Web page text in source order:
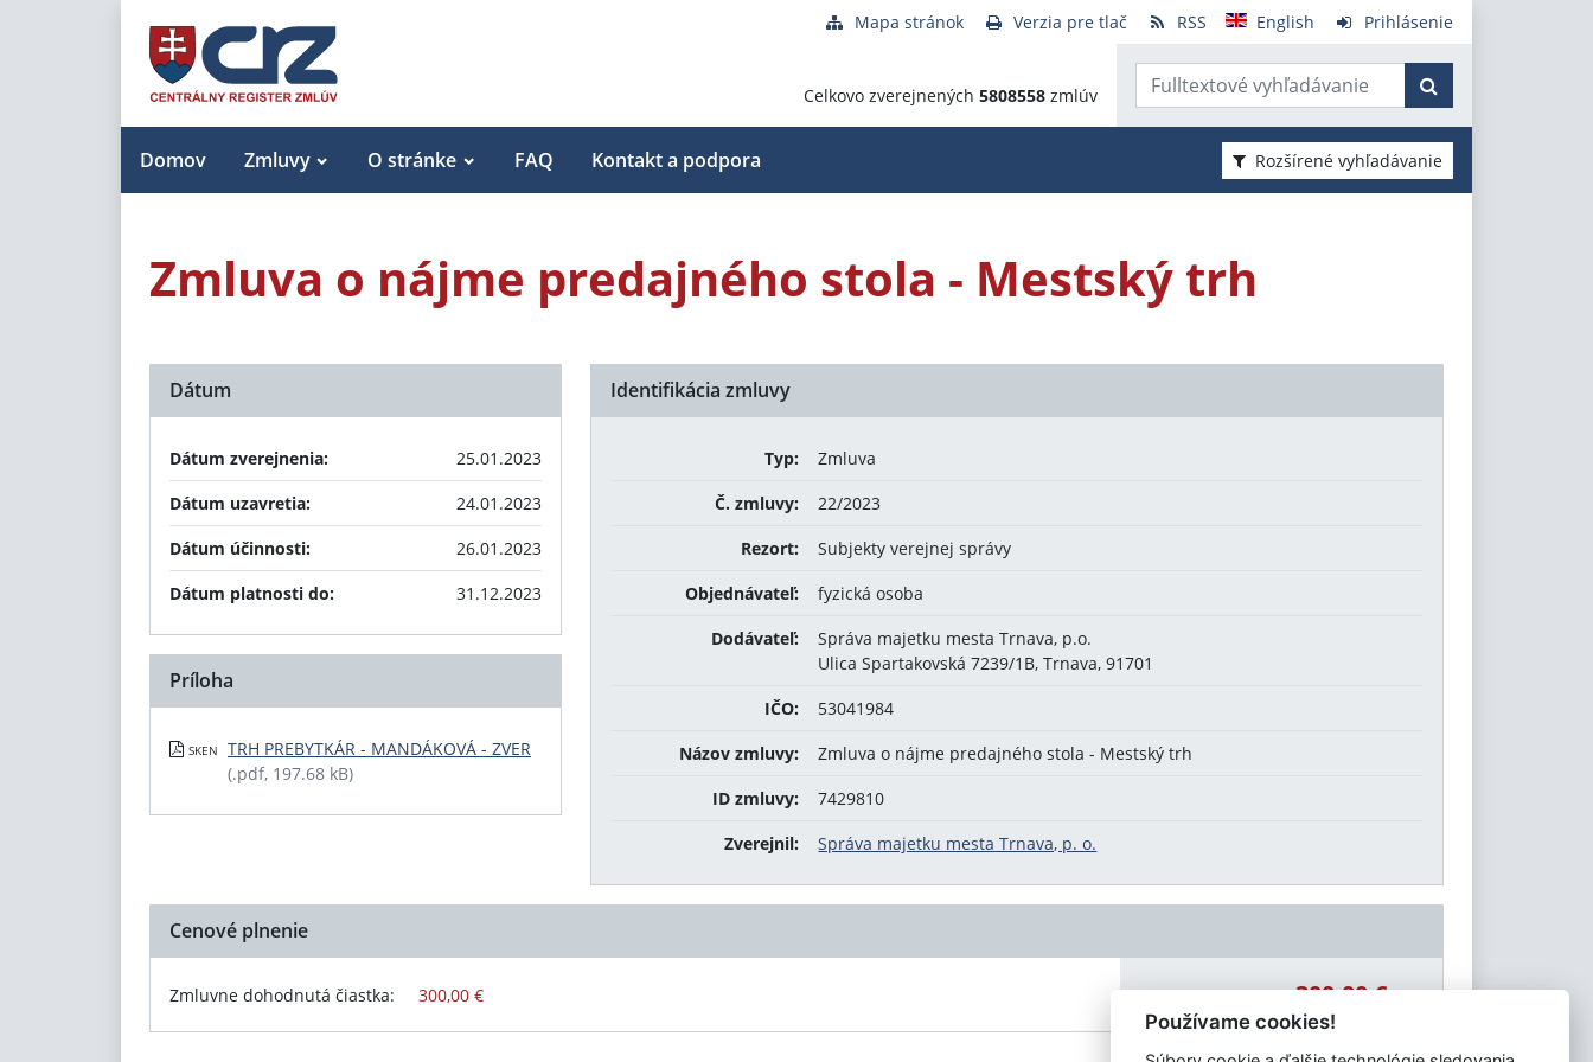
Mapa stránok Verzia pre tlač RSS English Prihlásenie
Celkovo zverejnených 5808558 zmlúv
Domov Zmluvy O stránke FAQ Kontakt a podpora Rozšírené vyhľadávanie
Zmluva o nájme predajného stola - Mestský trh
Identifikácia zmluvy
Typ:
Zmluva
Č. zmluvy:
22/2023
Rezort:
Subjekty verejnej správy
Objednávateľ:
fyzická osoba
Dodávateľ:
Správa majetku mesta Trnava, p.o.
Ulica Spartakovská 7239/1B, Trnava, 91701
IČO:
53041984
Názov zmluvy:
Zmluva o nájme predajného stola - Mestský trh
ID zmluvy:
7429810
Zverejnil:
Správa majetku mesta Trnava, p. o.
Dátum
Dátum zverejnenia:
25.01.2023
Dátum uzavretia:
24.01.2023
Dátum účinnosti:
26.01.2023
Dátum platnosti do:
31.12.2023
Príloha
SKEN
TRH PREBYTKÁR - MANDÁKOVÁ - ZVER
(.pdf, 197.68 kB)
Cenové plnenie
Zmluvne dohodnutá čiastka: 300,00 € Celková čiastka: 300,00 €
Používame cookies!